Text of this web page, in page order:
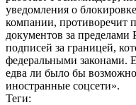
уведомления о
компании, противоречит
документов за
подписей за границей,
федеральными законами.
едва ли было бы
иностранные соцсети».
Теги: